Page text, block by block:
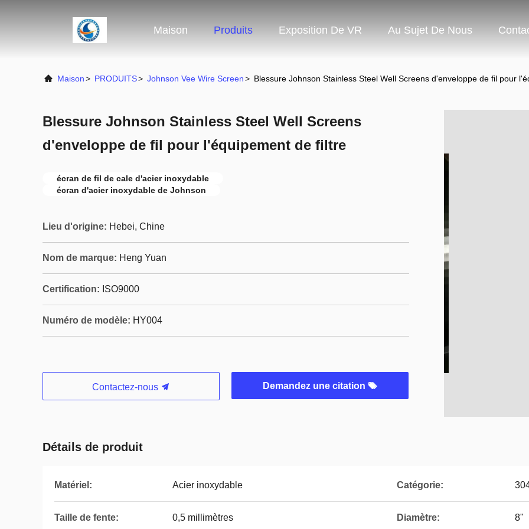
Maison Produits Exposition De VR Au Sujet De Nous
Maison> PRODUITS> Johnson Vee Wire Screen> Blessure Johnson Stainless Steel Well Screens d'enveloppe de fil pour
Blessure Johnson Stainless Steel Well Screens
d'enveloppe de fil pour l'équipement de filtre
écran de fil de cale d'acier inoxydable
écran d'acier inoxydable de Johnson
Lieu d'origine: Hebei, Chine
Nom de marque: Heng Yuan
Certification: ISO9000
Numéro de modèle: HY004
Contactez-nous Demandez une citation
Détails de produit
Matériel: Acier inoxydable Catégorie:
Taille de fente: 0,5 millimètres Diamètre: 8"